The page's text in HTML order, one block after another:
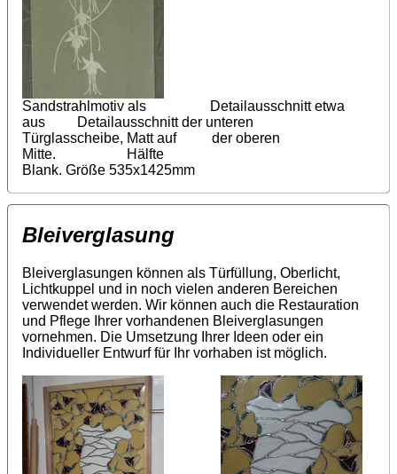
Sandstrahlmotiv als Detailausschnitt etwa
aus Detailausschnitt der unteren
Türglasscheibe, Matt auf der oberen
Mitte. Hälfte
Blank. Größe 535x1425mm
Bleiverglasung
Bleiverglasungen können als Türfüllung, Oberlicht,
Lichtkuppel und in noch vielen anderen Bereichen
verwendet werden. Wir können auch die Restauration
und Pflege Ihrer vorhandenen Bleiverglasungen
vornehmen. Die Umsetzung Ihrer Ideen oder ein
Individueller Entwurf für Ihr vorhaben ist möglich.